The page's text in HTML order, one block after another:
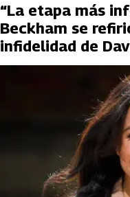
“La etapa más
Beckham se
infidelidad de